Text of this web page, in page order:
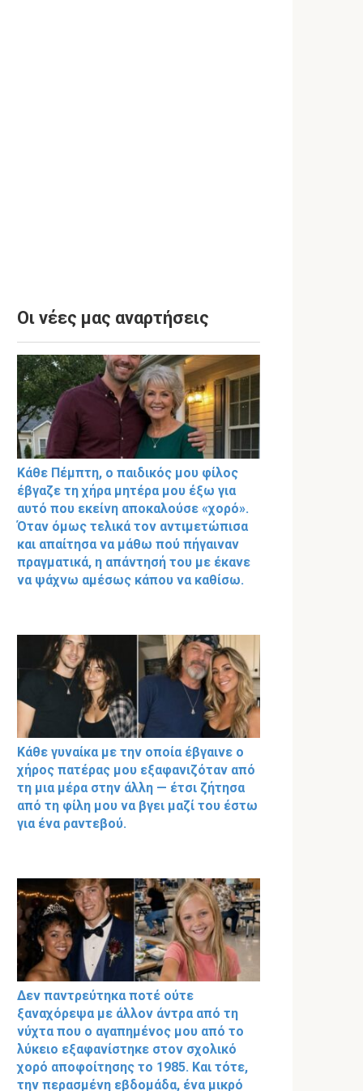
Οι νέες μας αναρτήσεις
Κάθε Πέμπτη, ο παιδικός μου φίλος
έβγαζε τη χήρα μητέρα μου έξω για
αυτό που εκείνη αποκαλούσε «χορό».
Όταν όμως τελικά τον αντιμετώπισα
και απαίτησα να μάθω πού πήγαιναν
πραγματικά, η απάντησή του με έκανε
να ψάχνω αμέσως κάπου να καθίσω.
Κάθε γυναίκα με την οποία έβγαινε ο
χήρος πατέρας μου εξαφανιζόταν από
τη μια μέρα στην άλλη — έτσι ζήτησα
από τη φίλη μου να βγει μαζί του έστω
για ένα ραντεβού.
Δεν παντρεύτηκα ποτέ ούτε
ξαναχόρεψα με άλλον άντρα από τη
νύχτα που ο αγαπημένος μου από το
λύκειο εξαφανίστηκε στον σχολικό
χορό αποφοίτησης το 1985. Και τότε,
την περασμένη εβδομάδα, ένα μικρό